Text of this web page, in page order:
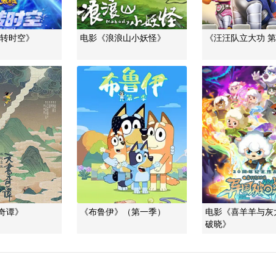
时空》 电影《浪浪山小妖怪》 《汪汪队立大功
谭》 《布鲁伊》（第一季）
电影《喜羊羊与灰
破晓》